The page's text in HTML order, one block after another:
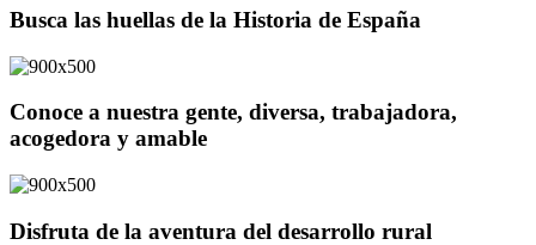
Busca las huellas de la Historia de España
Conoce a nuestra gente, diversa, trabajadora,
acogedora y amable
Disfruta de la aventura del desarrollo rural